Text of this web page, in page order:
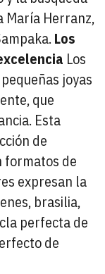
María Herranz,
Los
Los
joyas
que
Esta
de
formatos de
expresan la
brasilia,
perfecta de
de